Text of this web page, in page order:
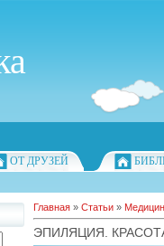
ОТ ДРУЗЕЙ
Главная » Статьи »
ЭПИЛЯЦИЯ.